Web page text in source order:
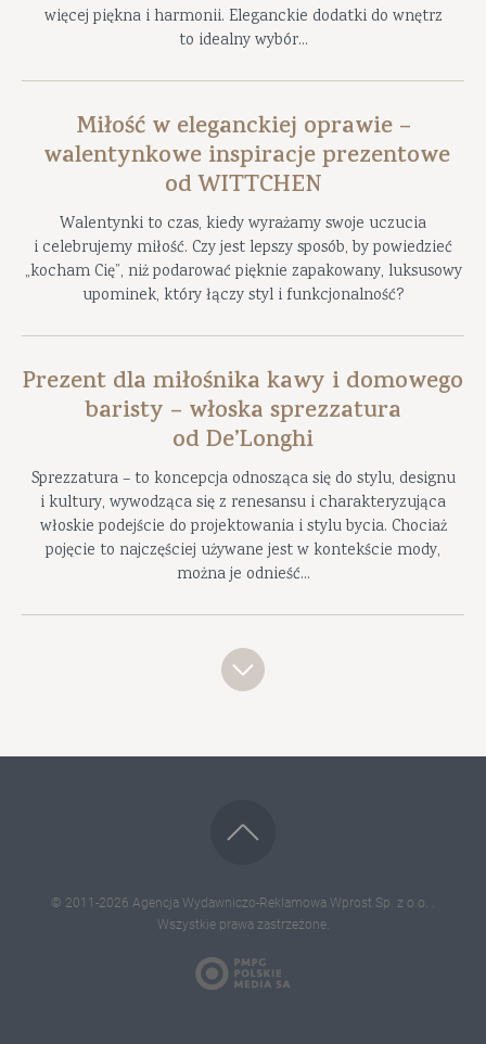
więcej piękna i harmonii. Eleganckie dodatki do wnętrz
to idealny wybór...
Miłość w eleganckiej oprawie –
walentynkowe inspiracje prezentowe
od WITTCHEN
Walentynki to czas, kiedy wyrażamy swoje uczucia
i celebrujemy miłość. Czy jest lepszy sposób, by powiedzieć
„kocham Cię”, niż podarować pięknie zapakowany, luksusowy
upominek, który łączy styl i funkcjonalność?
Prezent dla miłośnika kawy i domowego
baristy – włoska sprezzatura
od De’Longhi
Sprezzatura – to koncepcja odnosząca się do stylu, designu
i kultury, wywodząca się z renesansu i charakteryzująca
włoskie podejście do projektowania i stylu bycia. Chociaż
pojęcie to najczęściej używane jest w kontekście mody,
można je odnieść...
© 2011-2026 Agencja Wydawniczo-Reklamowa Wprost Sp. z o.o. .
Wszystkie prawa zastrzeżone.